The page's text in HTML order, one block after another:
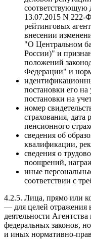
соответствующую
13.07.2015 N 222-
рейтинговых
внесении
"О Центральном
России)" и
положений
Федерации" и
постановки его на
постановки на
номер
страхования, дата
пенсионного
сведения об
квалификации,
сведения о
поощрений,
иные
соответствии с
4.2.5. Лица, прямо или
— для целей отражения
деятельности
федеральных законов,
и иных нормативно-